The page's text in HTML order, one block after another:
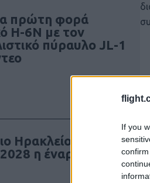
If you
πρώτη φορά
H-6N με τον
πύραυλο JL-1
Ηρακλείου: Τον
η έναρξη